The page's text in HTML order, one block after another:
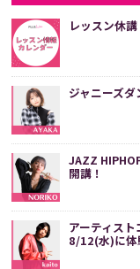
レッスン休
ジャニーズダ
JAZZ
開講！
アーティス
8/12(水)に体